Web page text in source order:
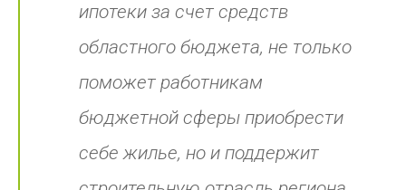
ипотеки за счет средств
областного бюджета, не только
поможет работникам
бюджетной сферы приобрести
себе жилье, но и поддержит